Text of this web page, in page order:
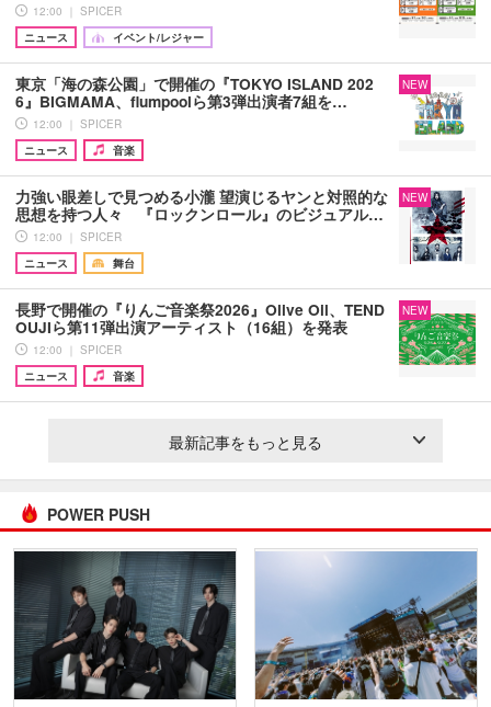
12:00 ｜ SPICER
ニュース
イベント/レジャー
東京「海の森公園」で開催の『TOKYO ISLAND 202
6』BIGMAMA、flumpoolら第3弾出演者7組を…
12:00 ｜ SPICER
ニュース
音楽
NEW
力強い眼差しで見つめる小瀧 望演じるヤンと対照的な
思想を持つ人々 『ロックンロール』のビジュアル…
12:00 ｜ SPICER
ニュース
舞台
NEW
長野で開催の『りんご音楽祭2026』Olive Oil、TEND
OUJIら第11弾出演アーティスト（16組）を発表
12:00 ｜ SPICER
ニュース
音楽
NEW
最新記事をもっと見る
POWER PUSH